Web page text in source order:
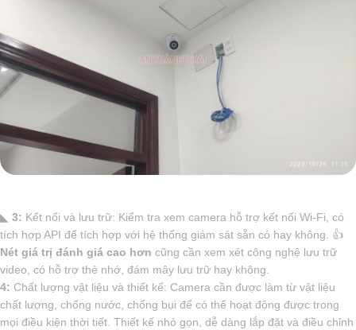
◣ 3: Kết nối và lưu trữ: Kiểm tra xem camera hỗ trợ kết nối Wi-Fi, có
tích hợp API để tích hợp với hệ thống giám sát sẵn có hay không. 👍
Nét giá trị đánh giá cao hơn cũng cần xem xét công nghệ lưu trữ
video, có hỗ trợ thẻ nhớ, đám mây lưu trữ hay không.
4: Chất lượng vật liệu và thiết kế: Camera cần được làm từ vật liệu
chất lượng, chống nước, chống bụi để có thể hoạt động được trong
mọi điều kiện thời tiết. Thiết kế nhỏ gọn, dễ dàng lắp đặt và điều chỉnh